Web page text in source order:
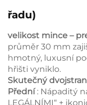
řadu)
velikost mince –
průměr 30 mm
hmotný, luxusní
hřišti vyniklo.
Skutečný
Přední: Nápaditý
LEGÁLNÍMI“ +